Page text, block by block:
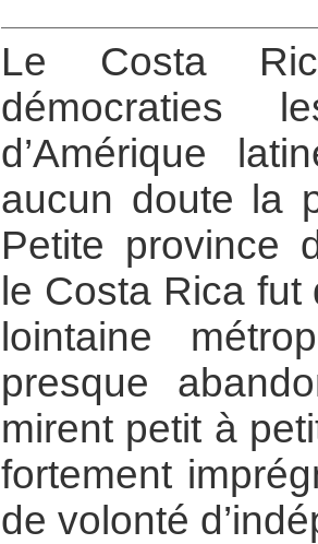
Le Costa
démocraties
d’Amérique
aucun doute la
Petite province
le Costa Rica fut
lointaine
presque
mirent petit à
fortement
de volonté